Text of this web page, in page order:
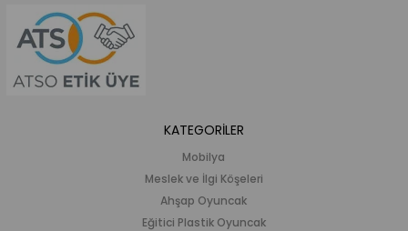
KATEGORİLER
Mobilya
Meslek ve İlgi Köşeleri
Ahşap Oyuncak
Eğitici Plastik Oyuncak